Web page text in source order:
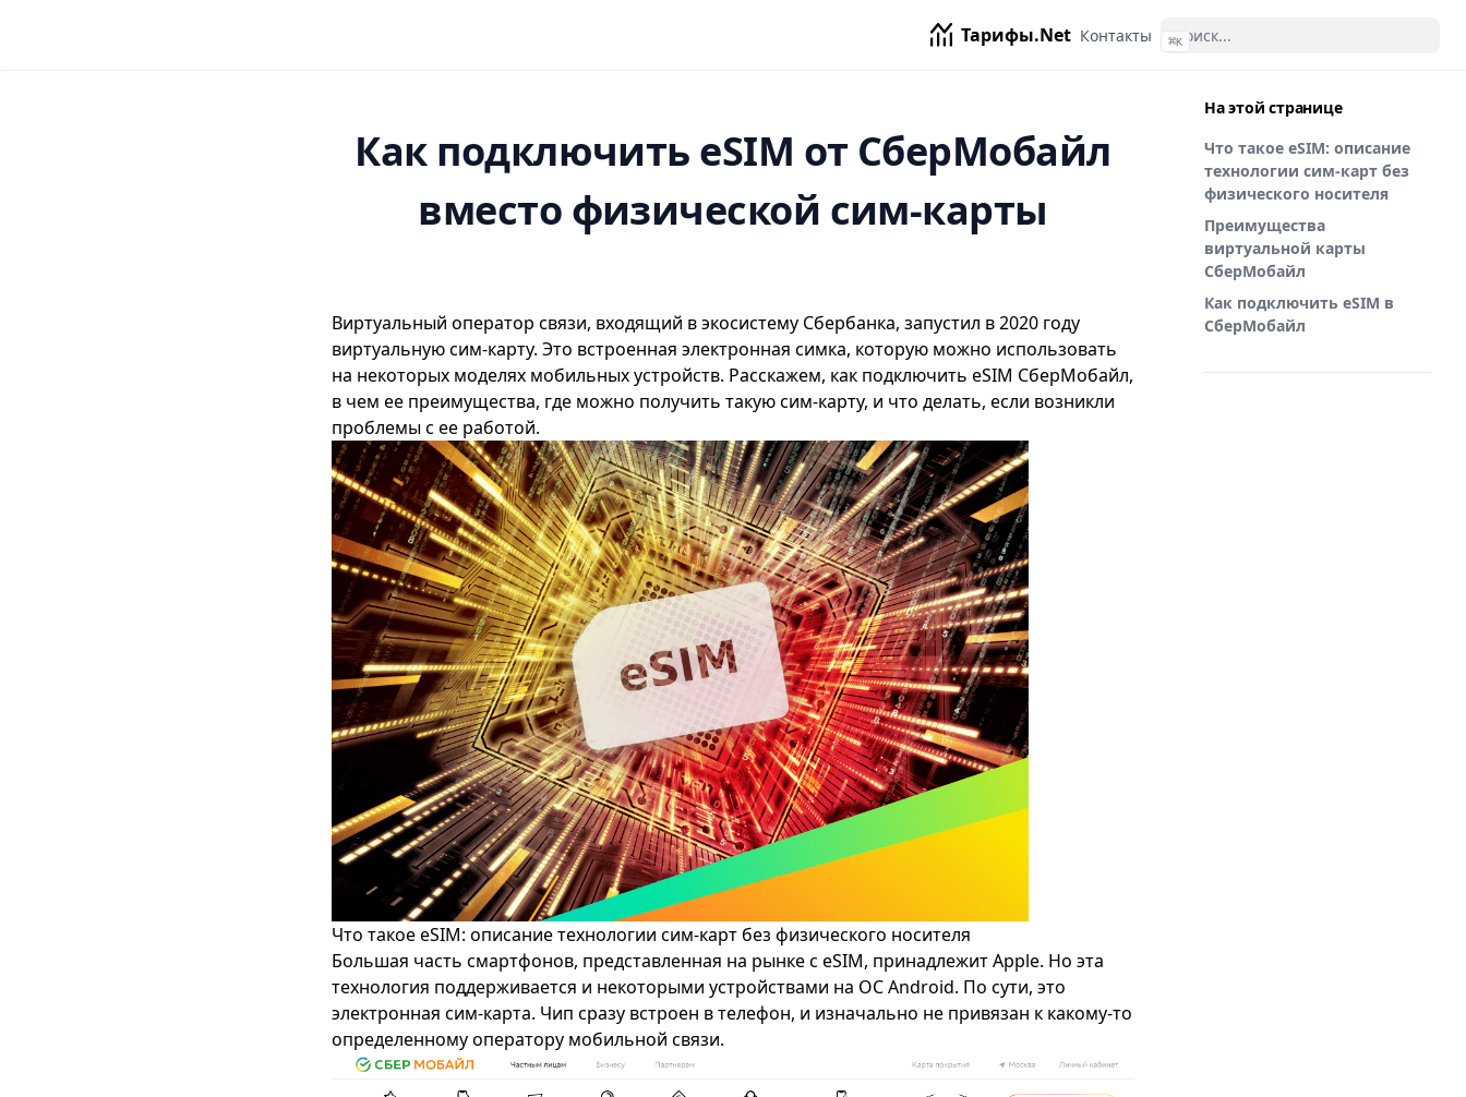
Тарифы.Net Контакты ⌘K
На этой странице
Что такое eSIM: описание
технологии сим-карт без
физического носителя
Преимущества
виртуальной карты
СберМобайл
Как подключить eSIM в
СберМобайл
Как подключить eSIM от СберМобайл
вместо физической сим-карты
Виртуальный оператор связи, входящий в экосистему Сбербанка, запустил в 2020 году
виртуальную сим-карту. Это встроенная электронная симка, которую можно использовать
на некоторых моделях мобильных устройств. Расскажем, как подключить eSIM СберМобайл,
в чем ее преимущества, где можно получить такую сим-карту, и что делать, если возникли
проблемы с ее работой.
Что такое eSIM: описание технологии сим-карт без физического носителя
Большая часть смартфонов, представленная на рынке с eSIM, принадлежит Apple. Но эта
технология поддерживается и некоторыми устройствами на ОС Android. По сути, это
электронная сим-карта. Чип сразу встроен в телефон, и изначально не привязан к какому-то
определенному оператору мобильной связи.